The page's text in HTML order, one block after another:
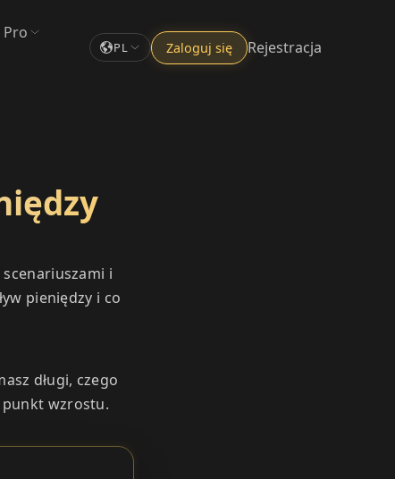
PL Zaloguj się Rejestracja
i
pieniędzy i co
długi, czego
punkt wzrostu.